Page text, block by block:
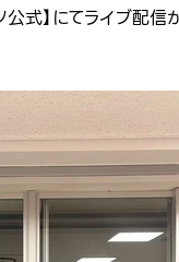
式】にてライブ配信